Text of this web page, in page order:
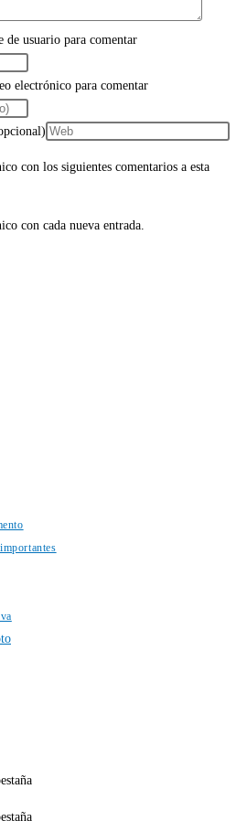
usuario para comentar
electrónico para comentar
con los siguientes comentarios a esta
con cada nueva entrada.